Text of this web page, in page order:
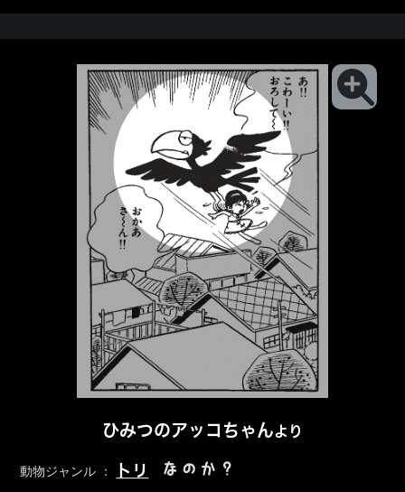
ひみつのアッコちゃんより
動物ジャンル ： トリ なのか？